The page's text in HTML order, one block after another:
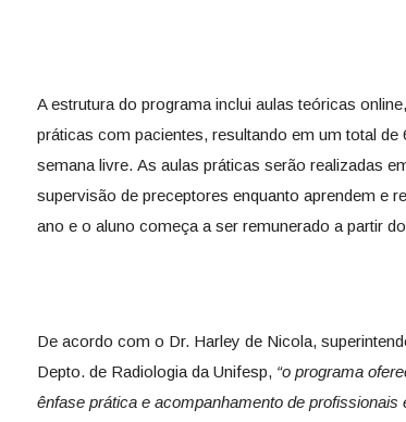
A estrutura do programa inclui aulas teóricas
práticas com pacientes, resultando em um total
semana livre. As aulas práticas serão realizadas
supervisão de preceptores enquanto aprendem e
ano e o aluno começa a ser remunerado a partir
De acordo com o Dr. Harley de Nicola,
Depto. de Radiologia da Unifesp, “o programa
ênfase prática e acompanhamento de